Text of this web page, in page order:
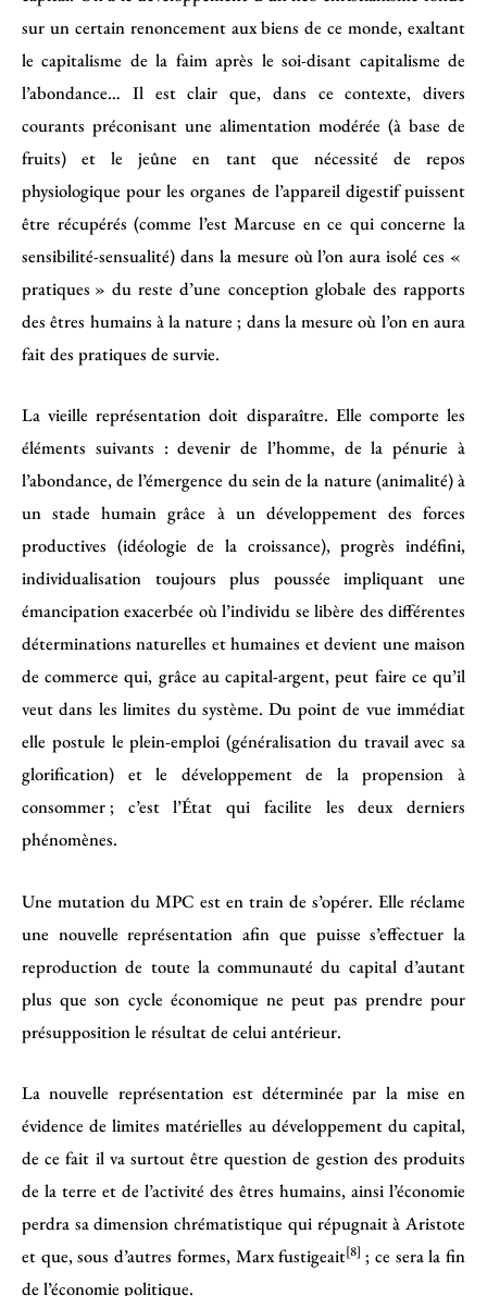
sur un certain renoncement aux biens de ce monde, exaltant
le capitalisme de la faim après le soi-disant capitalisme de
l’abondance… Il est clair que, dans ce contexte, divers
courants préconisant une alimentation modérée (à base de
fruits) et le jeûne en tant que nécessité de repos
physiologique pour les organes de l’appareil digestif puissent
être récupérés (comme l’est Marcuse en ce qui concerne la
sensibilité-sensualité) dans la mesure où l’on aura isolé ces «
pratiques » du reste d’une conception globale des rapports
des êtres humains à la nature ; dans la mesure où l’on en aura
fait des pratiques de survie.
La vieille représentation doit disparaître. Elle comporte les
éléments suivants : devenir de l’homme, de la pénurie à
l’abondance, de l’émergence du sein de la nature (animalité) à
un stade humain grâce à un développement des forces
productives (idéologie de la croissance), progrès indéfini,
individualisation toujours plus poussée impliquant une
émancipation exacerbée où l’individu se libère des différentes
déterminations naturelles et humaines et devient une maison
de commerce qui, grâce au capital-argent, peut faire ce qu’il
veut dans les limites du système. Du point de vue immédiat
elle postule le plein-emploi (généralisation du travail avec sa
glorification) et le développement de la propension à
consommer ; c’est l’État qui facilite les deux derniers
phénomènes.
Une mutation du MPC est en train de s’opérer. Elle réclame
une nouvelle représentation afin que puisse s’effectuer la
reproduction de toute la communauté du capital d’autant
plus que son cycle économique ne peut pas prendre pour
présupposition le résultat de celui antérieur.
La nouvelle représentation est déterminée par la mise en
évidence de limites matérielles au développement du capital,
de ce fait il va surtout être question de gestion des produits
de la terre et de l’activité des êtres humains, ainsi l’économie
perdra sa dimension chrématistique qui répugnait à Aristote
et que, sous d’autres formes, Marx fustigeait[8] ; ce sera la fin
de l’économie politique.